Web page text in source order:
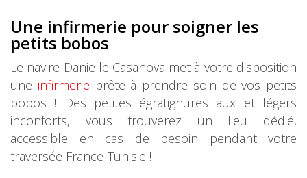
Une infirmerie pour soigner les
petits bobos
Le navire Danielle Casanova met à votre disposition
une infirmerie prête à prendre soin de vos petits
bobos ! Des petites égratignures aux et légers
inconforts, vous trouverez un lieu dédié,
accessible en cas de besoin pendant votre
traversée France-Tunisie !